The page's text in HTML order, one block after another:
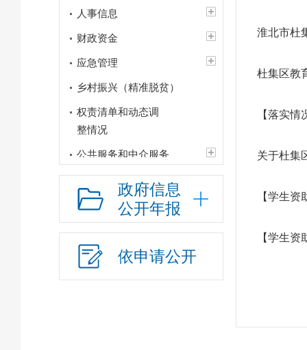
人事信息
财政资金
应急管理
乡村振兴（精准脱贫）
权责清单和动态调
整情况
公共服务和中介服务
行政权力运行
“双随机、一公开”
招标采购
新闻发布
政府信息
公开年报
依申请公开
淮北市杜
杜集区教
【落实
关于杜集
【学生
【学生